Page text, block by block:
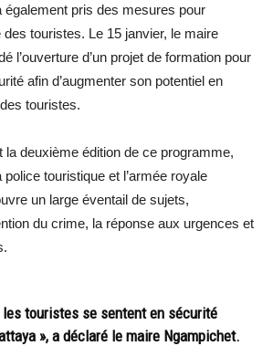
également pris des mesures pour
touristes. Le 15 janvier, le maire
l’ouverture d’un projet de formation pour
afin d’augmenter son potentiel en
touristes.
la deuxième édition de ce programme,
touristique et l’armée royale
un large éventail de sujets,
du crime, la réponse aux urgences et
les touristes se sentent en sécurité
», a déclaré le maire Ngampichet.